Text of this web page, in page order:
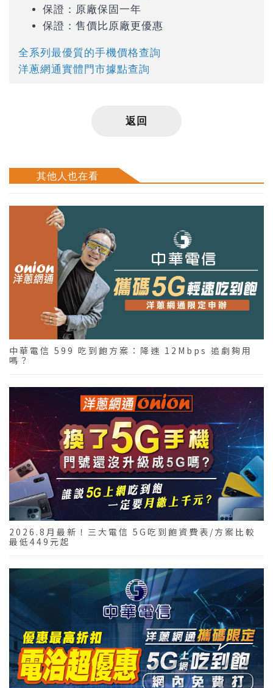
保證：原廠保固一年
保證：售價比原廠更優惠
全系列最優質的手機價格查詢
洋蔥網通實體門市據點查詢
返回
其他人也在看
中華電信 599 吃到飽方案：降速 12Mbps 追劇夠用
嗎？
2026.8月最新！三大電信 5G吃到飽資費表/方案比較
最低449元起